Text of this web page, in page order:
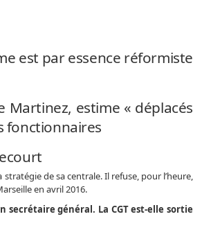
est par essence réformiste
Martinez, estime « déplacés
fonctionnaires
de sa centrale. Il refuse, pour l’heure,
en avril 2016.
secrétaire général. La CGT est-elle sortie